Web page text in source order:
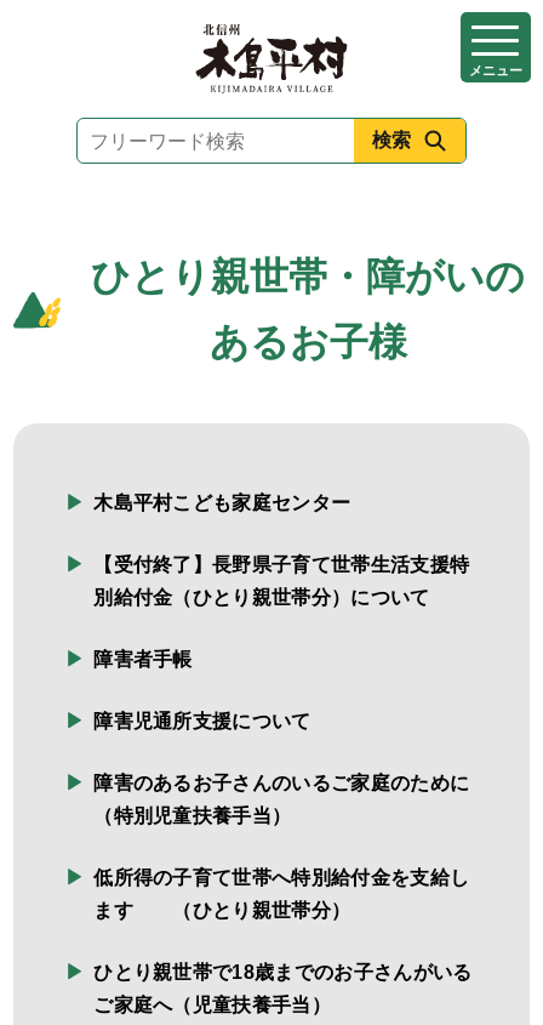
メニュー
ひとり親世帯・障がいの
あるお子様
木島平村こども家庭センター
【受付終了】長野県子育て世帯生活支援特
別給付金（ひとり親世帯分）について
障害者手帳
障害児通所支援について
障害のあるお子さんのいるご家庭のために
（特別児童扶養手当）
低所得の子育て世帯へ特別給付金を支給し
ます （ひとり親世帯分）
ひとり親世帯で18歳までのお子さんがいる
ご家庭へ（児童扶養手当）